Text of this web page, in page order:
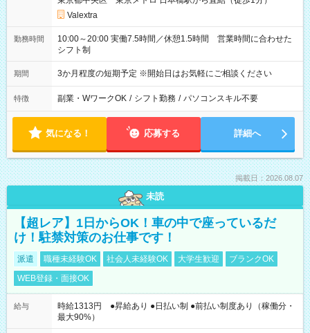
Valextra
勤務時間
10:00～20:00 実働7.5時間／休憩1.5時間 営業時間に合わせた
シフト制
期間 3か月程度の短期予定 ※開始日はお気軽にご相談ください
特徴 副業・WワークOK / シフト勤務 / パソコンスキル不要
気になる！ 応募する 詳細へ
掲載日：2026.08.07
未読
【超レア】1日からOK！車の中で座っているだ
け！駐禁対策のお仕事です！
派遣 職種未経験OK 社会人未経験OK 大学生歓迎
ブランクOK
WEB登録・面接OK
給与
時給1313円 ●昇給あり ●日払い制 ●前払い制度あり（稼働分・
最大90%）